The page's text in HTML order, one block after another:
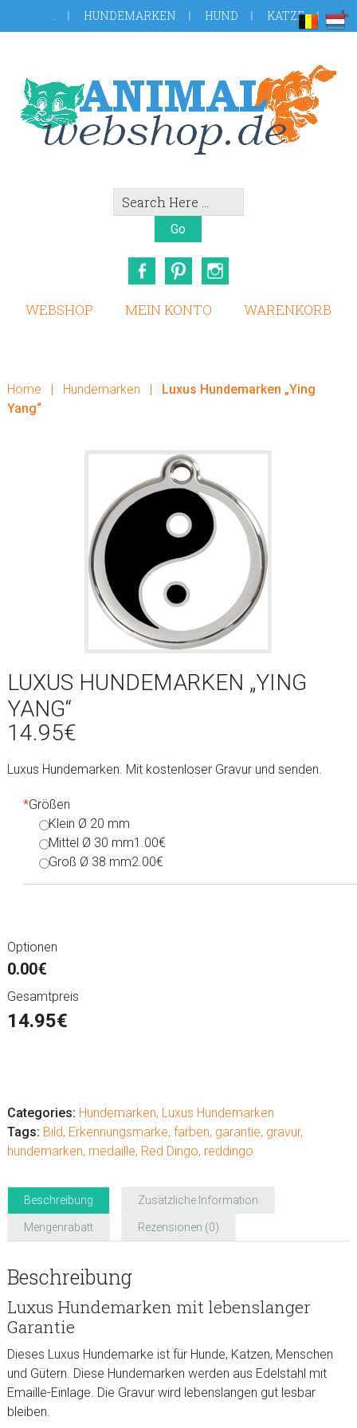
to
Fußzeile
. HUNDEMARKEN HUND KATZE
Search
Here
FacebookPinterest
WEBSHOP MEIN KONTO WARENKORB
Home | Hundemarken |
Luxus Hundemarken „Ying
Yang“
LUXUS HUNDEMARKEN „YING
YANG“
14.95€
Luxus Hundemarken. Mit kostenloser Gravur und senden.
*Größen
Klein Ø 20 mm
Mittel Ø 30 mm1.00€
Groß Ø 38 mm2.00€
Optionen
0.00€
Gesamtpreis
14.95€
"Ying
Yang"
Menge
Categories: Hundemarken, Luxus Hundemarken
Tags: Bild, Erkennungsmarke, farben, garantie, gravur,
hundemarken, medaille, Red Dingo, reddingo
Beschreibung Zusätzliche Information
Mengenrabatt Rezensionen (0)
Beschreibung
Luxus Hundemarken mit lebenslanger
Garantie
Dieses Luxus Hundemarke ist für Hunde, Katzen, Menschen
und Gütern. Diese Hundemarken werden aus Edelstahl mit
Emaille-Einlage. Die Gravur wird lebenslangen gut lesbar
bleiben.